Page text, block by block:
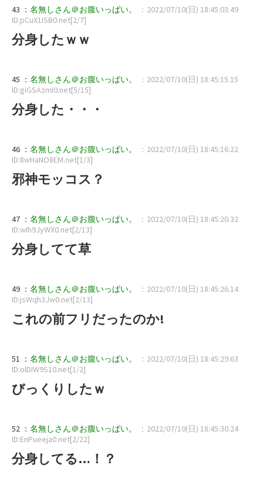
43 ： 名無しさん＠お腹いっぱい。
：2022/07/10(日) 18:45:03.49
ID:pCuX1ISB0.net[2/7]
分身したｗｗ
45 ： 名無しさん＠お腹いっぱい。
：2022/07/10(日) 18:45:15.15
ID:giGSAzmI0.net[5/15]
分身した・・・
46 ： 名無しさん＠お腹いっぱい。
：2022/07/10(日) 18:45:16.22
ID:8wHaNO8EM.net[1/3]
邪神モッコス？
47 ： 名無しさん＠お腹いっぱい。
：2022/07/10(日) 18:45:20.32
ID:wIh9JyWX0.net[2/13]
分身してて草
49 ： 名無しさん＠お腹いっぱい。
：2022/07/10(日) 18:45:26.14
ID:jsWqh3Jw0.net[2/13]
これの前フリだったのか!
51 ： 名無しさん＠お腹いっぱい。
：2022/07/10(日) 18:45:29.63
ID:olDIW9S10.net[1/2]
びっくりしたｗ
52 ： 名無しさん＠お腹いっぱい。
：2022/07/10(日) 18:45:30.24
ID:EnPueeja0.net[2/22]
分身してる…！？